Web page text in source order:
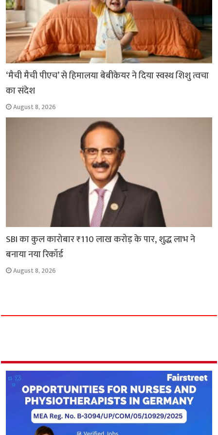
‘मैची मैची पीएच’ से हिमालया बेबीकेयर ने दिया स्वस्थ शिशु त्वचा
का संदेश
August 8, 2026
SBI का कुल कारोबार ₹110 लाख करोड़ के पार, शुद्ध लाभ ने
बनाया नया रिकॉर्ड
August 8, 2026